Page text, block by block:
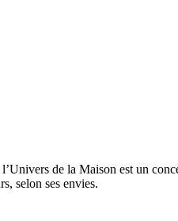
de la Maison est un
selon ses envies.